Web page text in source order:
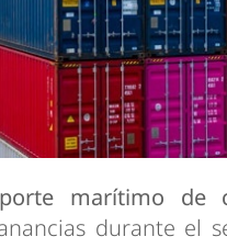
marítimo de
durante el